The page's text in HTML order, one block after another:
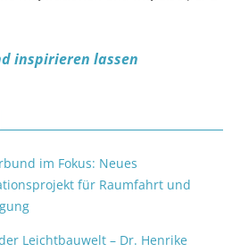
inspirieren lassen
im Fokus: Neues
für Raumfahrt und
Leichtbauwelt – Dr. Henrike